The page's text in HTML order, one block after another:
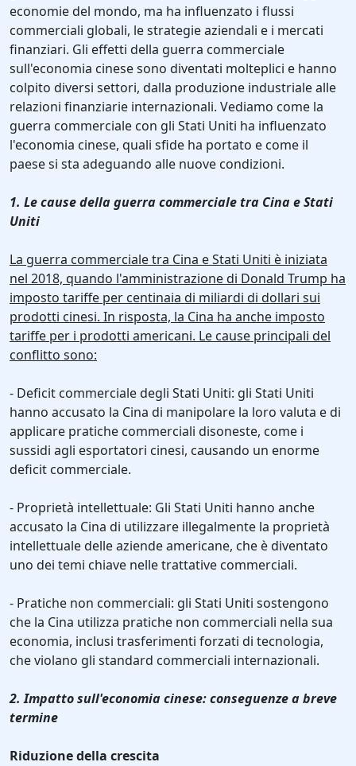
economie del mondo, ma ha influenzato i flussi
commerciali globali, le strategie aziendali e i mercati
finanziari. Gli effetti della guerra commerciale
sull'economia cinese sono diventati molteplici e hanno
colpito diversi settori, dalla produzione industriale alle
relazioni finanziarie internazionali. Vediamo come la
guerra commerciale con gli Stati Uniti ha influenzato
l'economia cinese, quali sfide ha portato e come il
paese si sta adeguando alle nuove condizioni.
1. Le cause della guerra commerciale tra Cina e Stati
Uniti
La guerra commerciale tra Cina e Stati Uniti è iniziata
nel 2018, quando l'amministrazione di Donald Trump ha
imposto tariffe per centinaia di miliardi di dollari sui
prodotti cinesi. In risposta, la Cina ha anche imposto
tariffe per i prodotti americani. Le cause principali del
conflitto sono:
- Deficit commerciale degli Stati Uniti: gli Stati Uniti
hanno accusato la Cina di manipolare la loro valuta e di
applicare pratiche commerciali disoneste, come i
sussidi agli esportatori cinesi, causando un enorme
deficit commerciale.
- Proprietà intellettuale: Gli Stati Uniti hanno anche
accusato la Cina di utilizzare illegalmente la proprietà
intellettuale delle aziende americane, che è diventato
uno dei temi chiave nelle trattative commerciali.
- Pratiche non commerciali: gli Stati Uniti sostengono
che la Cina utilizza pratiche non commerciali nella sua
economia, inclusi trasferimenti forzati di tecnologia,
che violano gli standard commerciali internazionali.
2. Impatto sull'economia cinese: conseguenze a breve
termine
Riduzione della crescita